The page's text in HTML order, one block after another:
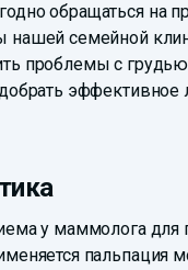
обращаться на
нашей семейной
проблемы с
эффективное
у маммолога для
пальпация